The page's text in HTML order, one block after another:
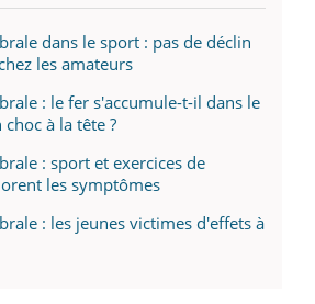
dans le sport : pas de déclin
les amateurs
: le fer s'accumule-t-il dans le
à la tête ?
: sport et exercices de
les symptômes
: les jeunes victimes d'effets à